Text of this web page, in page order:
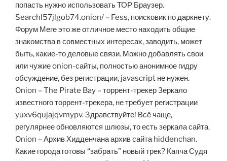
попасть нужно использовать ТОР Браузер.
Searchl57jlgob74.onion/ – Fess, поисковик по даркнету.
Форум Меге это же отличное место находить общие
знакомства в совместных интересах, заводить, может
быть, какие-то деловые связи. Можно добавлять свои
или чужие onion-сайты, полностью анонимное гидру
обсуждение, без регистрации, javascript не нужен.
Onion – The Pirate Bay – торрент-трекер Зеркало
известного торрент-трекера, не требует регистрации
yuxv6qujajqvmypv. 3дрaвcтвуйте! Всё чаще,
регулярнее обновляются шлюзы, то есть зеркала сайта.
Onion – Архив Хидденчана архив сайта hiddenchan.
Какие города готовы “забрать” новый трек? Капча Судя